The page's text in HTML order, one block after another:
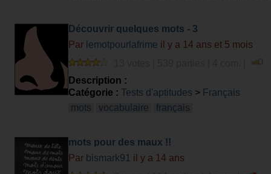
Découvrir quelques mots - 3
Par lemotpourlafrime il y a 14 ans et 5 mois
Description :
Catégorie : Tests d'aptitudes > Français
mots
vocabulaire français
mots pour des maux !!
Par bismark91 il y a 14 ans